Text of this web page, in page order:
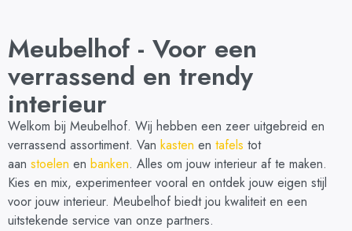
Meubelhof - Voor een
verrassend en trendy
interieur
Welkom bij Meubelhof. Wij hebben een zeer uitgebreid en
verrassend assortiment. Van kasten en tafels tot
aan stoelen en banken. Alles om jouw interieur af te maken.
Kies en mix, experimenteer vooral en ontdek jouw eigen stijl
voor jouw interieur. Meubelhof biedt jou kwaliteit en een
uitstekende service van onze partners.